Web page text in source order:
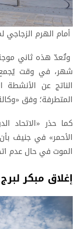
أمام الهرم الزجاجي
وتُعدّ هذه ثاني
شهر، في وقت يُجمع
الناتج عن الأنشطة
المتطرفة؛ وفق
كما حذر «الاتحاد
الأحمر» في جنيف
الموت في حال عدم
إغلاق مبكر